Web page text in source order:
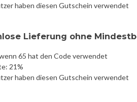
haben diesen Gutschein verwendet
Lieferung ohne
65 hat den Code verwendet
21%
haben diesen Gutschein verwendet